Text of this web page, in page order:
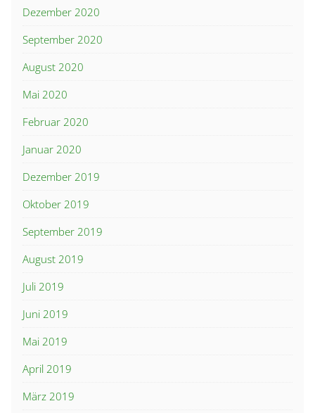
Dezember 2020
September 2020
August 2020
Mai 2020
Februar 2020
Januar 2020
Dezember 2019
Oktober 2019
September 2019
August 2019
Juli 2019
Juni 2019
Mai 2019
April 2019
März 2019